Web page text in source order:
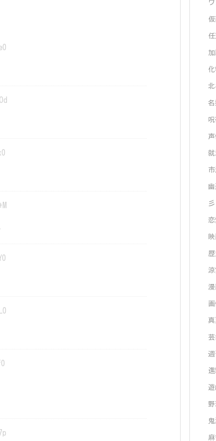
北
名
遊